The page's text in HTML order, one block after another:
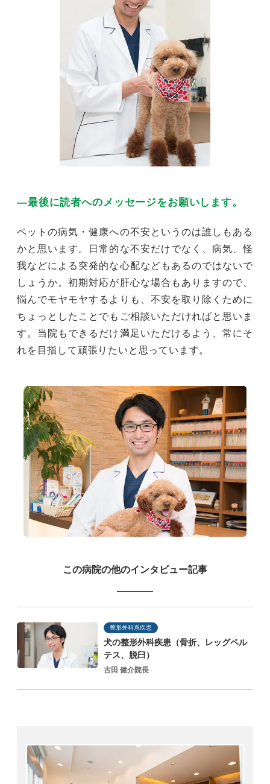
―最後に読者へのメッセージをお願いします。
ペットの病気・健康への不安というのは誰しもある
かと思います。日常的な不安だけでなく、病気、怪
我などによる突発的な心配などもあるのではないで
しょうか。初期対応が肝心な場合もありますので、
悩んでモヤモヤするよりも、不安を取り除くために
ちょっとしたことでもご相談いただければと思いま
す。当院もできるだけ満足いただけるよう、常にそ
れを目指して頑張りたいと思っています。
この病院の他のインタビュー記事
整形外科系疾患
犬の整形外科疾患（骨折、レッグペル
テス、脱臼）
古田 健介院長